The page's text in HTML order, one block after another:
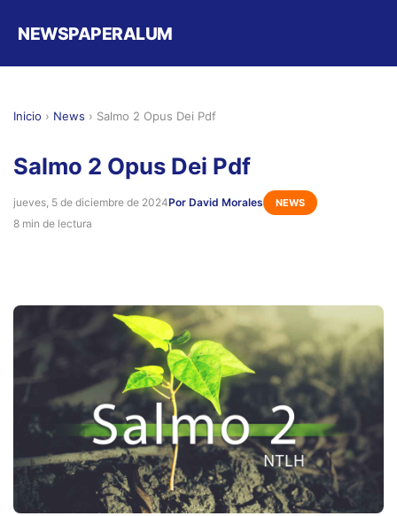
NEWSPAPERALUM
Inicio › News › Salmo 2 Opus Dei Pdf
Salmo 2 Opus Dei Pdf
jueves, 5 de diciembre de 2024Por David Morales NEWS
8 min de lectura